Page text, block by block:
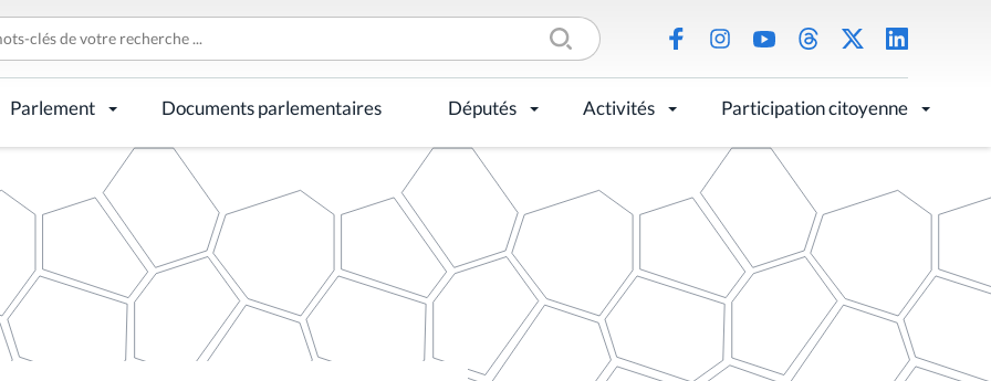
Parlement Documents parlementaires Députés Activités Participation citoyenne